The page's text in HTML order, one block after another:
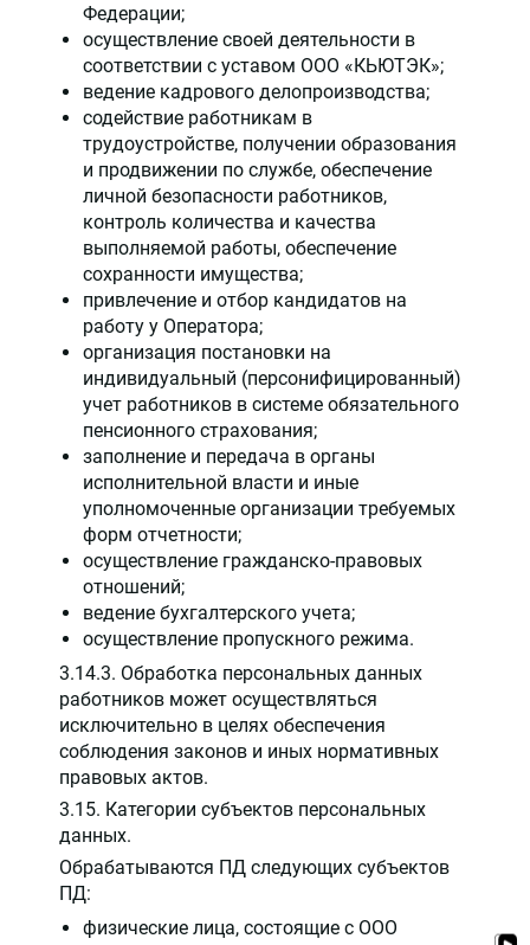
Федерации;
осуществление своей деятельности в
соответствии с уставом ООО «КЬЮТЭК»;
ведение кадрового делопроизводства;
содействие работникам в
трудоустройстве, получении образования
и продвижении по службе, обеспечение
личной безопасности работников,
контроль количества и качества
выполняемой работы, обеспечение
сохранности имущества;
привлечение и отбор кандидатов на
работу у Оператора;
организация постановки на
индивидуальный (персонифицированный)
учет работников в системе обязательного
пенсионного страхования;
заполнение и передача в органы
исполнительной власти и иные
уполномоченные организации требуемых
форм отчетности;
осуществление гражданско-правовых
отношений;
ведение бухгалтерского учета;
осуществление пропускного режима.
3.14.3. Обработка персональных данных
работников может осуществляться
исключительно в целях обеспечения
соблюдения законов и иных нормативных
правовых актов.
3.15. Категории субъектов персональных
данных.
Обрабатываются ПД следующих субъектов
ПД:
физические лица, состоящие с ООО